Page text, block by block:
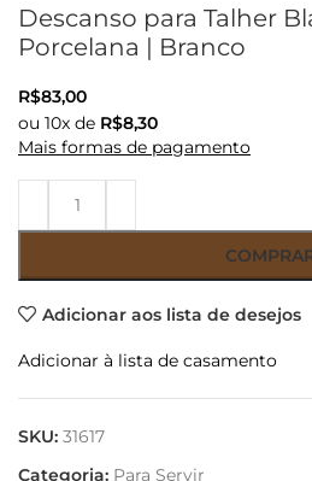
Descanso para Talher
Porcelana | Branco
R$83,00
ou 10x de R$8,30
Mais formas de pagamento
Adicionar aos lista de desejos
Adicionar à lista de casamento
SKU: 31617
Categoria: Para Servir